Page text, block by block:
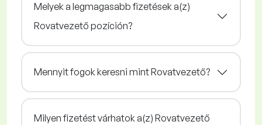
Melyek a legmagasabb fizetések a(z)
Rovatvezető pozíción?
Mennyit fogok keresni mint Rovatvezető?
Milyen fizetést várhatok a(z) Rovatvezető